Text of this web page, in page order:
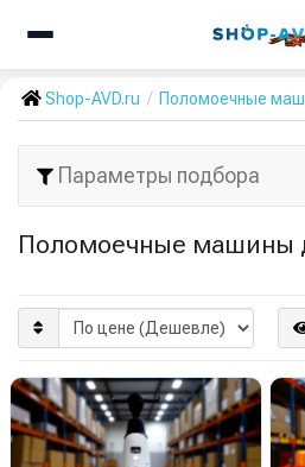
Shop-AVD.ru Поломоечные
Параметры подбора
Поломоечные машины